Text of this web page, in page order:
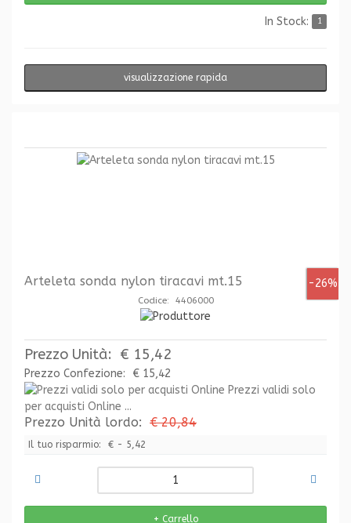
In Stock: 1
visualizzazione rapida
-26%
Arteleta sonda nylon tiracavi mt.15
Codice: 4406000
Prezzo Unità: € 15,42
Prezzo Confezione:
€ 15,42
Prezzi validi solo
per acquisti Online ...
Prezzo Unità lordo: € 20,84
Il tuo risparmio: € - 5,42